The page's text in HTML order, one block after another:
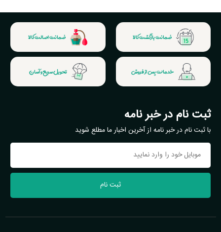
ضمانت بازگشت کالا ضمانت اصالت کالا
خدمات پس از فروش تحویل سریع و آسان
ثبت نام در خبر نامه
با ثبت نام در خبر نامه از آخرین اخبار ما مطلع شوید
ثبت نام